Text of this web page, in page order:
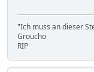
"Ich muss an dieser
Groucho
RIP